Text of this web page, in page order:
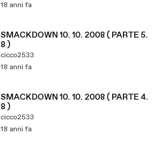
18 anni fa
SMACKDOWN 10. 10. 2008 ( PARTE 5.
8 )
cicco2533
18 anni fa
SMACKDOWN 10. 10. 2008 ( PARTE 4.
8 )
cicco2533
18 anni fa